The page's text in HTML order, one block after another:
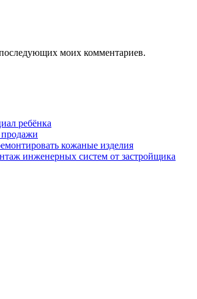
моих комментариев.
ребёнка
кожаные изделия
инженерных систем от застройщика